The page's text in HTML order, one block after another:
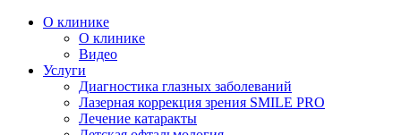
О клинике
О клинике
Видео
Услуги
Диагностика глазных заболеваний
Лазерная коррекция зрения SMILE PRO
Лечение катаракты